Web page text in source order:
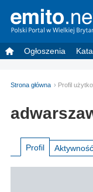
Ogłoszenia
Strona główna Profil
Profil Aktywność